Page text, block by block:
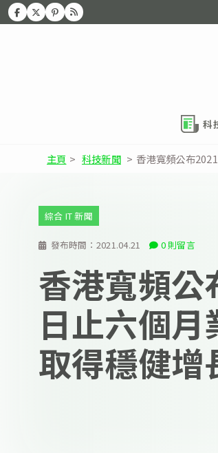
科
主頁 > 科技新聞 > 香港寬頻公布
發布時間： 2021.04.21 0 則留言
綜合 IT 新聞
香港寬頻
日止六個
取得穩健增